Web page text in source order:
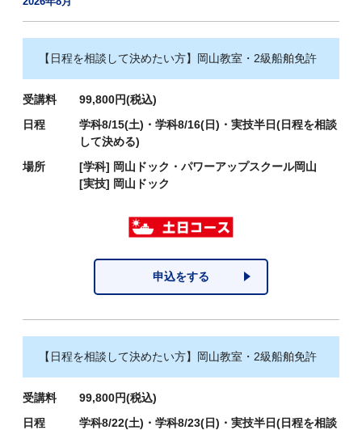
【日程を相談して決めたい方】岡山教室・2級船舶免許
受講料
99,800円(税込)
日程
学科8/15(土)・学科8/16(日)・実技半日(日程を相談
して決める)
場所
[学科] 岡山ドック・パワーアップスクール岡山
[実技] 岡山ドック
申込をする
【日程を相談して決めたい方】岡山教室・2級船舶免許
受講料
99,800円(税込)
日程
学科8/22(土)・学科8/23(日)・実技半日(日程を相談